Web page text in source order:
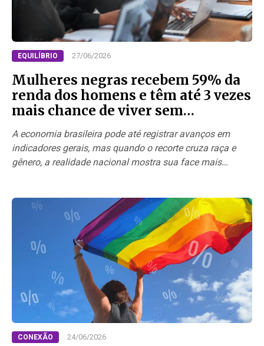
EQUILÍBRIO 27/06/2026
Mulheres negras recebem 59% da
renda dos homens e têm até 3 vezes
mais chance de viver sem
saneamento
A economia brasileira pode até registrar avanços em
indicadores gerais, mas quando o recorte cruza raça e
gênero, a realidade nacional mostra sua face mais…
CONEXÃO 24/06/2026